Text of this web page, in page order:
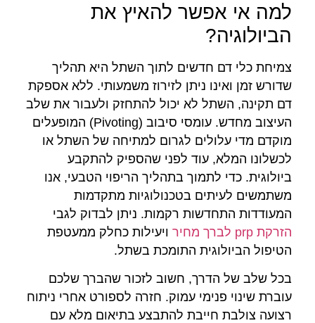
למה אי אפשר להאיץ את
הביולוגיה?
צמיחת כלי דם חדשים לתוך השתל היא תהליך
שדורש זמן ואינו ניתן לזירוז משמעותי. ללא אספקת
דם תקינה, השתל לא יכול להתחזק ולעבור את שלב
העיצוב מחדש. עומסי סיבוב (Pivoting) המופעלים
מוקדם מדי עלולים לגרום למתיחה של השתל או
לכשלונו המלא, עוד לפני שהספיק להתקבע
ביולוגית. כדי לתמוך בתהליך הריפוי הטבעי, אנו
משתמשים לעיתים בטכנולוגיות מתקדמות
המעודדות התחדשות רקמות. ניתן לבדוק לגבי
הזרקת prp לברך מחיר
ויעילות כחלק ממעטפת
הטיפול הביולוגית התומכת בשתל.
בכל שלב של הדרך, חשוב לזכור שהברך שלכם
עוברת שינוי פנימי עמוק. חזרה לספורט אחרי ניתוח
רצועה צולבת חייבת להתבצע בתיאום מלא עם